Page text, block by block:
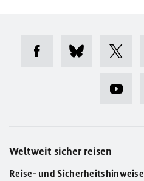
Weltweit sicher reisen
Reise- und Sicherheitshinweise